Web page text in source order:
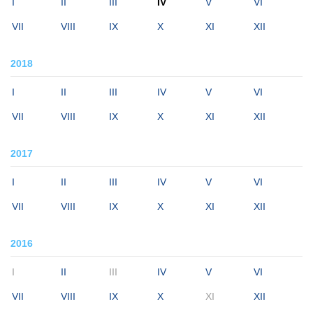
VII VIII IX X XI XII
2018
I II III IV V VI
VII VIII IX X XI XII
2017
I II III IV V VI
VII VIII IX X XI XII
2016
I II III IV V VI
VII VIII IX X XI XII